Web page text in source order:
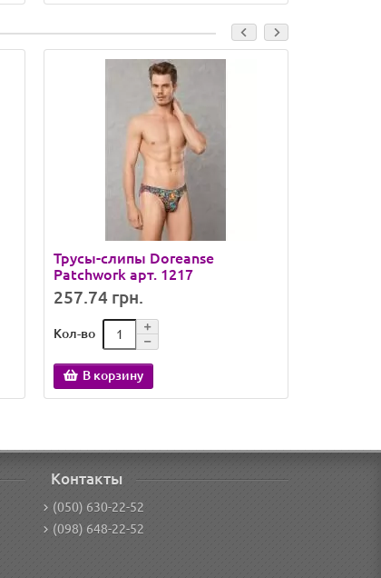
Трусы-слипы Doreanse
Patchwork арт. 1217
257.74 грн.
Кол-во
В корзину
Контакты
(050) 630-22-52
(098) 648-22-52